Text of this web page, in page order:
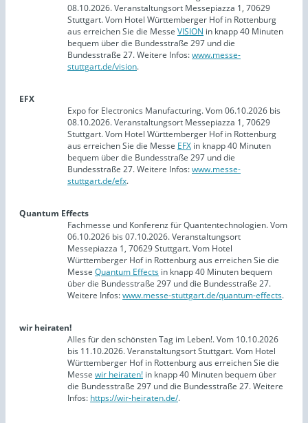
08.10.2026. Veranstaltungsort Messepiazza 1, 70629
Stuttgart. Vom Hotel Württemberger Hof in Rottenburg
aus erreichen Sie die Messe VISION in knapp 40 Minuten
bequem über die Bundesstraße 297 und die
Bundesstraße 27. Weitere Infos:www.messe-
stuttgart.de/vision.
EFX
Expo for Electronics Manufacturing. Vom 06.10.2026 bis
08.10.2026. Veranstaltungsort Messepiazza 1, 70629
Stuttgart. Vom Hotel Württemberger Hof in Rottenburg
aus erreichen Sie die Messe EFX in knapp 40 Minuten
bequem über die Bundesstraße 297 und die
Bundesstraße 27. Weitere Infos:www.messe-
stuttgart.de/efx.
Quantum Effects
Fachmesse und Konferenz für Quantentechnologien. Vom
06.10.2026 bis 07.10.2026. Veranstaltungsort
Messepiazza 1, 70629 Stuttgart. Vom Hotel
Württemberger Hof in Rottenburg aus erreichen Sie die
Messe Quantum Effects in knapp 40 Minuten bequem
über die Bundesstraße 297 und die Bundesstraße 27.
Weitere Infos:www.messe-stuttgart.de/quantum-effects.
wir heiraten!
Alles für den schönsten Tag im Leben!. Vom 10.10.2026
bis 11.10.2026. Veranstaltungsort Stuttgart. Vom Hotel
Württemberger Hof in Rottenburg aus erreichen Sie die
Messe wir heiraten! in knapp 40 Minuten bequem über
die Bundesstraße 297 und die Bundesstraße 27. Weitere
Infos: https://wir-heiraten.de/.